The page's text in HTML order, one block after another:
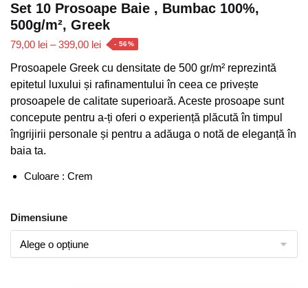
Set 10 Prosoape Baie , Bumbac 100%,
500g/m², Greek
79,00 lei – 399,00 leiInterval
prețuri:
79,00 lei
până
la
399,00 lei
- 56%
Prosoapele Greek cu densitate de 500 gr/m² reprezintă
epitetul luxului și rafinamentului în ceea ce privește
prosoapele de calitate superioară. Aceste prosoape sunt
concepute pentru a-ți oferi o experiență plăcută în timpul
îngrijirii personale și pentru a adăuga o notă de eleganță în
baia ta.
Culoare : Crem
Dimensiune